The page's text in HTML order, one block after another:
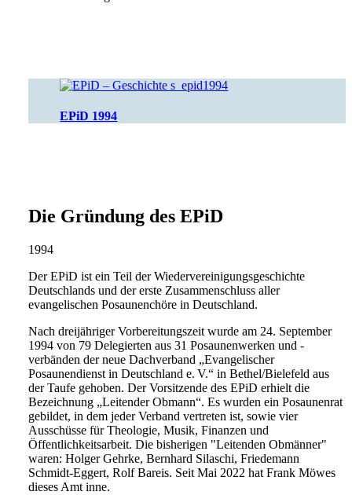
EPiD 1994
Die Gründung des EPiD
1994
Der EPiD ist ein Teil der Wiedervereinigungsgeschichte
Deutschlands und der erste Zusammenschluss aller
evangelischen Posaunenchöre in Deutschland.
Nach dreijähriger Vorbereitungszeit wurde am 24. September
1994 von 79 Delegierten aus 31 Posaunenwerken und -
verbänden der neue Dachverband „Evangelischer
Posaunendienst in Deutschland e. V.“ in Bethel/Bielefeld aus
der Taufe gehoben. Der Vorsitzende des EPiD erhielt die
Bezeichnung „Leitender Obmann“. Es wurden ein Posaunenrat
gebildet, in dem jeder Verband vertreten ist, sowie vier
Ausschüsse für Theologie, Musik, Finanzen und
Öffentlichkeitsarbeit. Die bisherigen "Leitenden Obmänner"
waren: Holger Gehrke, Bernhard Silaschi, Friedemann
Schmidt-Eggert, Rolf Bareis. Seit Mai 2022 hat Frank Möwes
dieses Amt inne.